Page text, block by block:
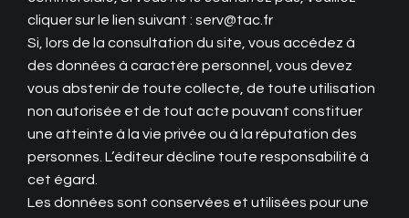
cliquer sur le lien suivant : serv@tac.fr
Si, lors de la consultation du site, vous accédez à
des données à caractère personnel, vous devez
vous abstenir de toute collecte, de toute utilisation
non autorisée et de tout acte pouvant constituer
une atteinte à la vie privée ou à la réputation des
personnes. L’éditeur décline toute responsabilité à
cet égard.
Les données sont conservées et utilisées pour une